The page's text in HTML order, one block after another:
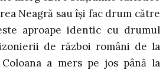
Neagră sau îşi fac drum către
aproape identic cu drumul
de război români de la
a mers pe jos până la